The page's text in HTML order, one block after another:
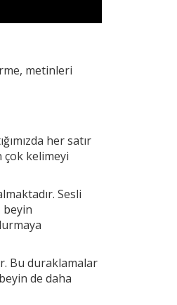
metinleri
her satır
çok kelimeyi
Sesli
beyin
Bu duraklamalar
de daha